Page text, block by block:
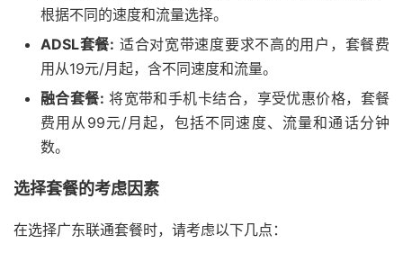
根据不同的速度和流量选择。
ADSL套餐: 适合对宽带速度要求不高的用户，套餐费
用从19元/月起，含不同速度和流量。
融合套餐: 将宽带和手机卡结合，享受优惠价格，套餐
费用从99元/月起，包括不同速度、流量和通话分钟
数。
选择套餐的考虑因素
在选择广东联通套餐时，请考虑以下几点：